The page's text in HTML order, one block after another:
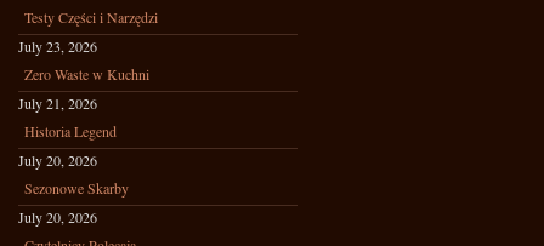
Testy Części i Narzędzi
July 23, 2026
Zero Waste w Kuchni
July 21, 2026
Historia Legend
July 20, 2026
Sezonowe Skarby
July 20, 2026